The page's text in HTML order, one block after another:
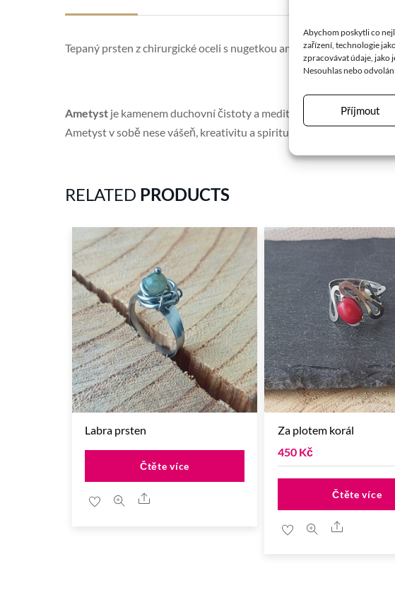
Abychom poskytli co
zařízení, technologie
zpracovávat údaje, jako
Nesouhlas nebo
Příjmout
Tepaný prsten z chirurgické oceli s nugetkou ametystu. Velikost
Ametyst je kamenem duchovní čistoty a meditace. Po celé věky
Ametyst v sobě nese vášeň, kreativitu a spiritualitu, ale také logiku,
RELATED PRODUCTS
Labra prsten
Čtěte více
Share
Za plotem korál
450 Kč
Čtěte více
Share